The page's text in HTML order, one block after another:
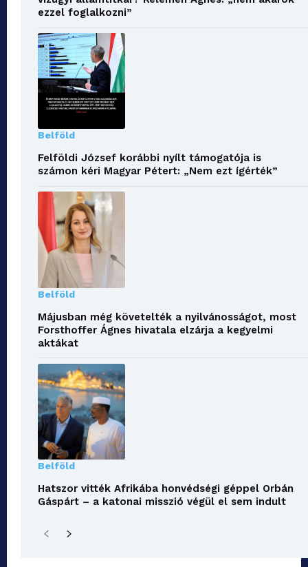
ezzel foglalkozni”
Belföld
Felföldi József korábbi nyílt támogatója is
számon kéri Magyar Pétert: „Nem ezt ígérték”
Belföld
Májusban még követelték a nyilvánosságot, most
Forsthoffer Ágnes hivatala elzárja a kegyelmi
aktákat
Belföld
Hatszor vitték Afrikába honvédségi géppel Orbán
Gáspárt – a katonai misszió végül el sem indult